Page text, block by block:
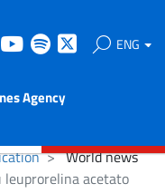
Bluesky
Youtube
Spotify ENG
Agency
World news
acetato